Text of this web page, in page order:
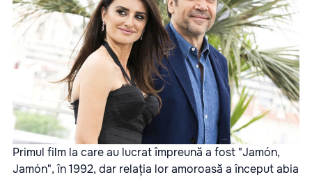
Primul film la care au lucrat împreună a fost "Jamón,
Jamón", în 1992, dar relația lor amoroasă a început abia